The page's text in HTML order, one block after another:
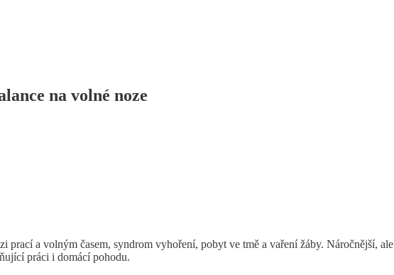
na volné noze
prací a volným časem, syndrom vyhoření, pobyt ve tmě a vaření žáby. Náročnější, ale
práci i domácí pohodu.